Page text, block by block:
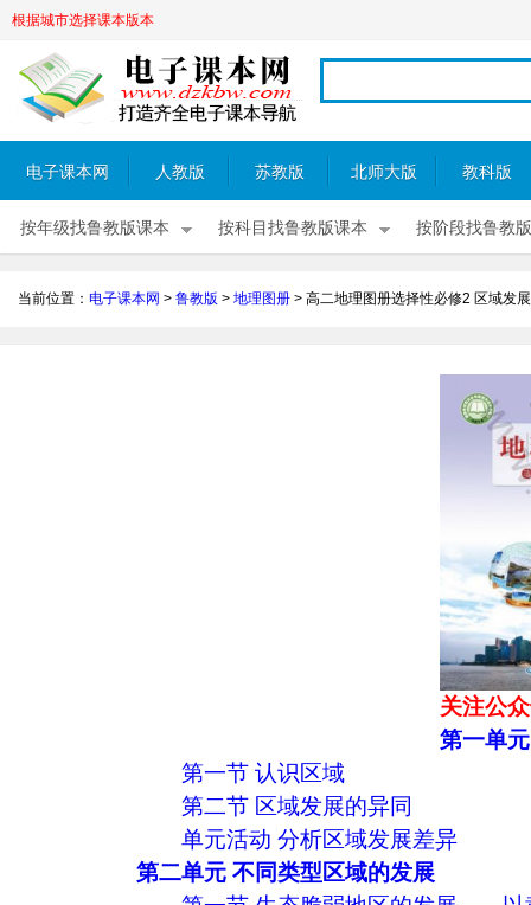
根据城市选择课本版本
电子课本网 人教版 苏教版 北师大版 教科版
按年级找鲁教版课本 按科目找鲁教版课本 按阶段找鲁教
当前位置： 电子课本网 > 鲁教版 > 地理图册 > 高二地理图册选择性必修2 区域发
关注公
第一单
第一节 认识区域
第二节 区域发展的异同
单元活动 分析区域发展差异
第二单元 不同类型区域的发展